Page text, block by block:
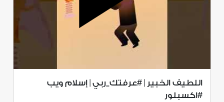
اللطيف الخبير | #عرفتك_ربي | إسلام ويب
#اكسبلور